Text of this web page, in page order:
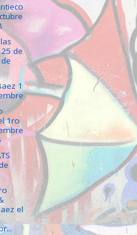
de
1
1ro
el